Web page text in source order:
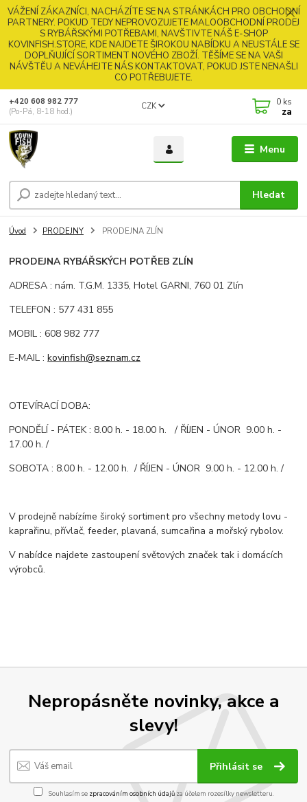
VÁŽENÍ ZÁKAZNÍCI, NACHÁZÍTE SE NA STRÁNKÁCH PRO OBCHODNÍ
PARTNERY. POKUD TEDY NEPROVOZUJETE MALOOBCHODNÍ PRODEJ
S RYBÁŘSKÝMI POTŘEBAMI, NAVŠTIVTE NÁŠ E-SHOP
KOVINFISH.STORE, KDE NAJDETE ŠIROKOU NABÍDKU A NEUSTÁLE SE
DOPLŇUJÍCÍ SORTIMENT NOVÉHO ZBOŽÍ. TĚŠÍME SE NA VAŠI
NÁVŠTĚU A NEVÁHEJTE NÁS KONTAKTOVAT, POKUD JSTE NENAŠLI
CO POTŘEBUJETE.
Menu
CZK
Hledat
+420 608 982 777
(Po-Pá, 8-18 hod.)
0 ks
za
Úvod PRODEJNY PRODEJNA ZLÍN
PRODEJNA RYBÁŘSKÝCH POTŘEB ZLÍN
ADRESA : nám. T.G.M. 1335, Hotel GARNI, 760 01 Zlín
TELEFON : 577 431 855
MOBIL : 608 982 777
E-MAIL :kovinfish@seznam.cz
OTEVÍRACÍ DOBA:
PONDĚLÍ - PÁTEK : 8.00 h. - 18.00 h. / ŘÍJEN - ÚNOR 9.00 h. -
17.00 h. /
SOBOTA : 8.00 h. - 12.00 h. / ŘÍJEN - ÚNOR 9.00 h. - 12.00 h. /
V prodejně nabízíme široký sortiment pro všechny metody lovu -
kaprařinu, přívlač, feeder, plavaná, sumcařina a mořský rybolov.
V nabídce najdete zastoupení světových značek tak i domácích
výrobců.
Nepropásněte novinky, akce a
slevy!
Přihlásit se
Souhlasím se zpracováním osobních údajůza účelem rozesílky newsletteru.